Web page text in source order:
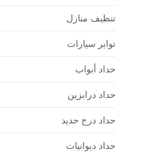
تنظيف منازل
تواير سيارات
حداد أبواب
حداد درابزين
حداد درج حديد
حداد ديوانيات